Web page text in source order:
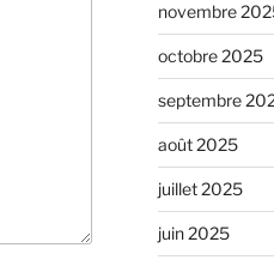
novembre
octobre 2025
septembre
août 2025
juillet 2025
juin 2025